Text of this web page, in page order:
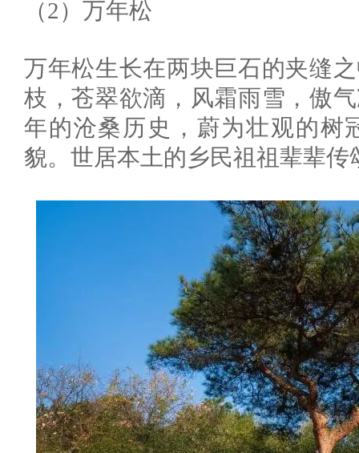
（2）万年松
万年松生长在两块巨石的夹缝
枝，苍翠欲滴，风霜雨雪，傲
年的沧桑历史，蔚为壮观的树
貌。世居本土的乡民祖祖辈辈